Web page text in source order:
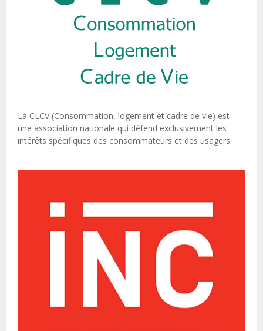
La CLCV (Consommation, logement et cadre de vie) est
une association nationale qui défend exclusivement les
intérêts spécifiques des consommateurs et des usagers.